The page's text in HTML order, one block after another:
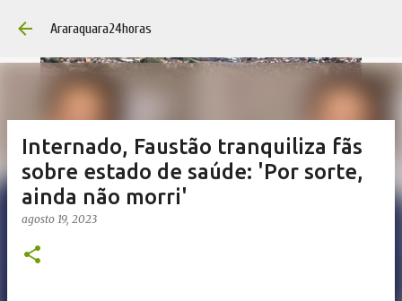
Araraquara24horas
Internado, Faustão tranquiliza fãs
sobre estado de saúde: 'Por sorte,
ainda não morri'
agosto 19, 2023